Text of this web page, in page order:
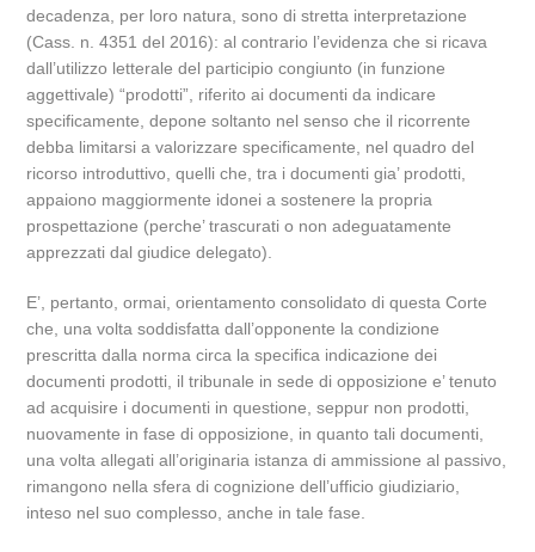
decadenza, per loro natura, sono di stretta interpretazione
(Cass. n. 4351 del 2016): al contrario l’evidenza che si ricava
dall’utilizzo letterale del participio congiunto (in funzione
aggettivale) “prodotti”, riferito ai documenti da indicare
specificamente, depone soltanto nel senso che il ricorrente
debba limitarsi a valorizzare specificamente, nel quadro del
ricorso introduttivo, quelli che, tra i documenti gia’ prodotti,
appaiono maggiormente idonei a sostenere la propria
prospettazione (perche’ trascurati o non adeguatamente
apprezzati dal giudice delegato).
E’, pertanto, ormai, orientamento consolidato di questa Corte
che, una volta soddisfatta dall’opponente la condizione
prescritta dalla norma circa la specifica indicazione dei
documenti prodotti, il tribunale in sede di opposizione e’ tenuto
ad acquisire i documenti in questione, seppur non prodotti,
nuovamente in fase di opposizione, in quanto tali documenti,
una volta allegati all’originaria istanza di ammissione al passivo,
rimangono nella sfera di cognizione dell’ufficio giudiziario,
inteso nel suo complesso, anche in tale fase.